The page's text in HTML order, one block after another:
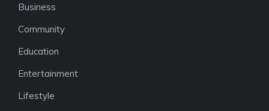
Business
Community
Education
Entertainment
Lifestyle